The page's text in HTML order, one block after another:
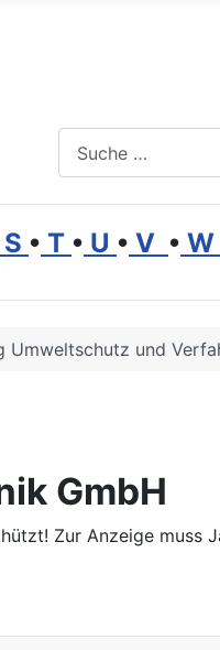
S • T • U • V • W
Umweltschutz und
GmbH
Zur Anzeige muss